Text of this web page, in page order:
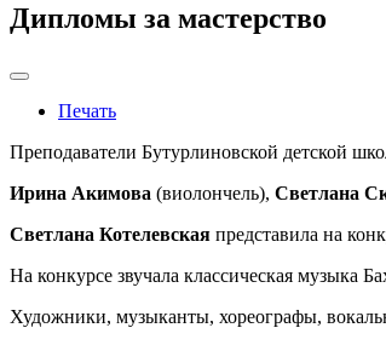
Дипломы за мастерство
Печать
Преподаватели Бутурлиновской детской
Ирина Акимова (виолончель), Светлана
Светлана Котелевская представила на
На конкурсе звучала классическая
Художники, музыканты, хореогра­фы,